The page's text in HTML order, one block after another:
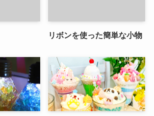
リボンを使った簡単な小物